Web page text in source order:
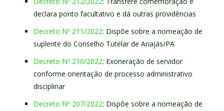
declara ponto facultativo e dá outras providências
Decreto Nº 211/2022: Dispõe sobre a nomeação de
suplente do Conselho Tutelar de Anajás/PA
Decreto Nº 210/2022: Exoneração de servidor
conforme orientação de processo administrativo
disciplinar
Decreto Nº 207/2022: Dispõe sobre a nomeação de